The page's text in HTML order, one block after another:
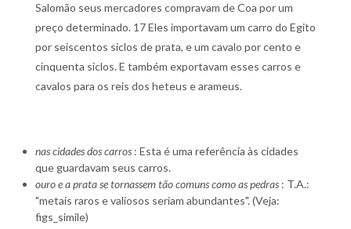
Salomão seus mercadores compravam de Coa por um
preço determinado. 17 Eles importavam um carro do Egito
por seiscentos siclos de prata, e um cavalo por cento e
cinquenta siclos. E também exportavam esses carros e
cavalos para os reis dos heteus e arameus.
nas cidades dos carros : Esta é uma referência às cidades
que guardavam seus carros.
ouro e a prata se tornassem tão comuns como as pedras : T.A.:
"metais raros e valiosos seriam abundantes". (Veja:
figs_simile)